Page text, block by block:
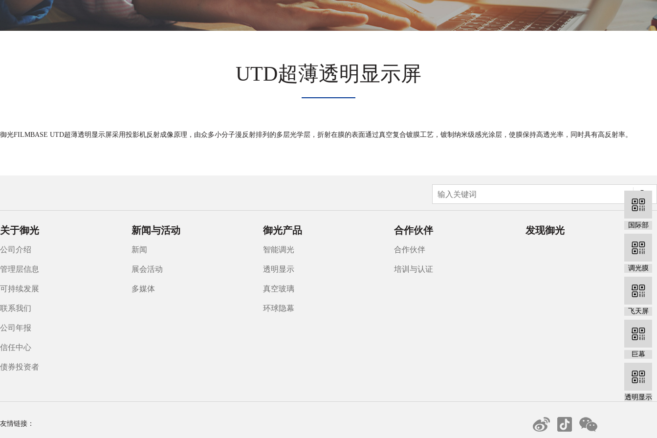
UTD超薄透明显示屏
御光FILMBASE UTD超薄透明显示屏采用投影机反射成像原理，由众多小分子漫反射排列的多层光学层，折射在膜的表面通过真空复合镀膜工艺，镀制纳米级感光涂层，使膜保持高透光率，同时具有高反射率。
国际部
调光膜
飞天屏
巨幕
透明显示
关于御光
公司介绍
管理层信息
可持续发展
联系我们
公司年报
信任中心
债券投资者
新闻与活动
新闻
展会活动
多媒体
御光产品
智能调光
透明显示
真空玻璃
环球隐幕
合作伙伴
合作伙伴
培训与认证
发现御光
友情链接：